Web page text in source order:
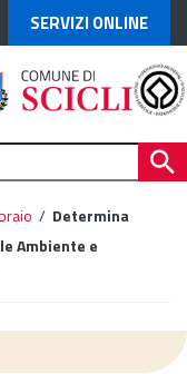
SERVIZI ONLINE
/ Determina
Ambiente e